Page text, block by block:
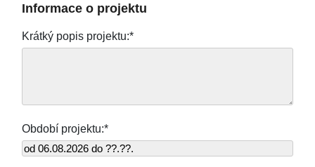
Informace o projektu
Krátký popis projektu:*
Období projektu:*